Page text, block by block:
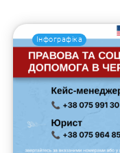
Інфографіка